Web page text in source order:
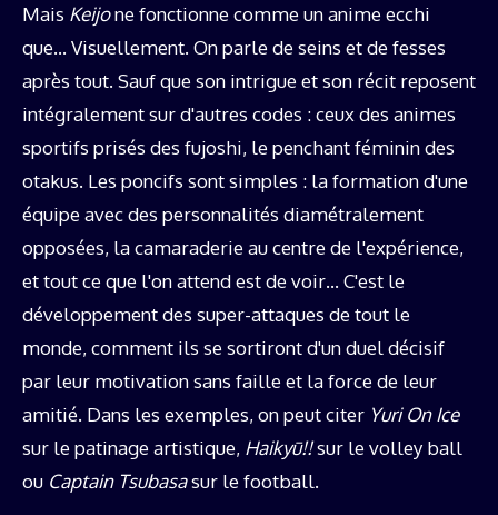
Mais Keijone fonctionne comme un anime ecchi
que… Visuellement. On parle de seins et de fesses
après tout. Sauf que son intrigue et son récit reposent
intégralement sur d'autres codes : ceux des animes
sportifs prisés des fujoshi, le penchant féminin des
otakus. Les poncifs sont simples : la formation d'une
équipe avec des personnalités diamétralement
opposées, la camaraderie au centre de l'expérience,
et tout ce que l'on attend est de voir… C'est le
développement des super-attaques de tout le
monde, comment ils se sortiront d'un duel décisif
par leur motivation sans faille et la force de leur
amitié. Dans les exemples, on peut citer Yuri On Ice
sur le patinage artistique, Haikyū!!sur le volley ball
ou Captain Tsubasasur le football.